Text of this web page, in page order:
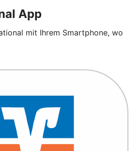
App
mit Ihrem Smartphone, wo